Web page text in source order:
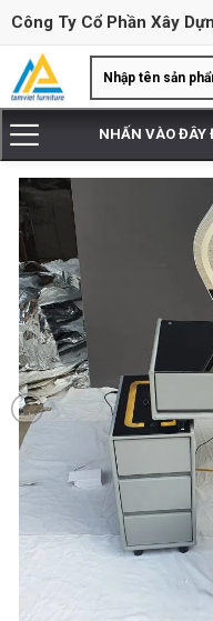
Công Ty Cổ Phần Xây
NHẤN VÀO ĐÂY